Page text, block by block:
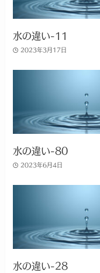
水の違い-11
2023年3月17日
水の違い-80
2023年6月4日
水の違い-28